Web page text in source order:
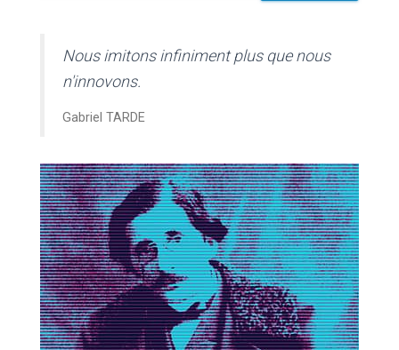
Nous imitons infiniment plus que nous
n'innovons.
Gabriel TARDE